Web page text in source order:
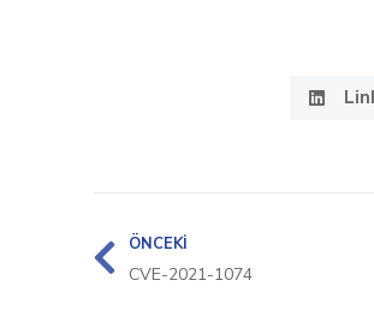
ÖNCEKI
CVE-2021-1074